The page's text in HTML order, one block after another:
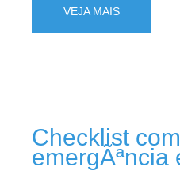
VEJA MAIS
Checklist
emergÃªncia